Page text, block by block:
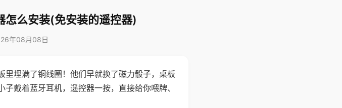
怎么安装(免安装的遥控器)
年08月08日
埋满了铜线圈！他们早就换了磁力骰子，桌板
戴着蓝牙耳机，遥控器一按，直接给你喂牌、